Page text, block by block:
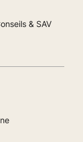
& SAV